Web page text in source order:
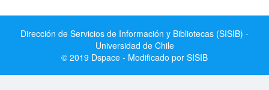
Dirección de Servicios de Información y Bibliotecas (SISIB) -
Universidad de Chile
© 2019 Dspace - Modificado por SISIB